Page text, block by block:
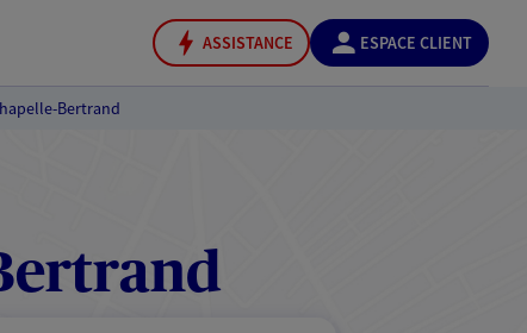
ASSISTANCE ESPACE CLIENT
Bertrand